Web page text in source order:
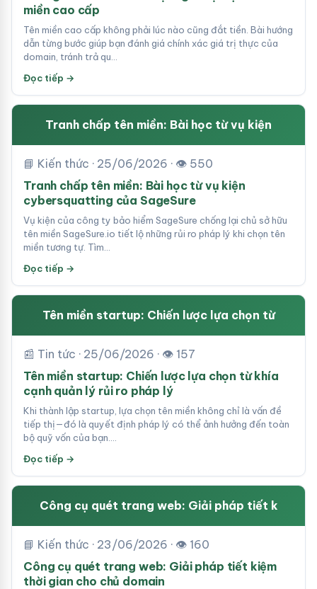
miền cao cấp
Tên miền cao cấp không phải lúc nào cũng đắt tiền. Bài hướng
dẫn từng bước giúp bạn đánh giá chính xác giá trị thực của
domain, tránh trả qu…
Đọc tiếp →
Tranh chấp tên miền: Bài học từ vụ kiện
📘 Kiến thức · 25/06/2026 · 👁 550
Tranh chấp tên miền: Bài học từ vụ kiện
cybersquatting của SageSure
Vụ kiện của công ty bảo hiểm SageSure chống lại chủ sở hữu
tên miền SageSure.io tiết lộ những rủi ro pháp lý khi chọn tên
miền tương tự. Tìm…
Đọc tiếp →
Tên miền startup: Chiến lược lựa chọn từ
📰 Tin tức · 25/06/2026 · 👁 157
Tên miền startup: Chiến lược lựa chọn từ khía
cạnh quản lý rủi ro pháp lý
Khi thành lập startup, lựa chọn tên miền không chỉ là vấn đề
tiếp thị—đó là quyết định pháp lý có thể ảnh hưởng đến toàn
bộ quỹ vốn của bạn.…
Đọc tiếp →
Công cụ quét trang web: Giải pháp tiết k
📘 Kiến thức · 23/06/2026 · 👁 160
Công cụ quét trang web: Giải pháp tiết kiệm
thời gian cho chủ domain